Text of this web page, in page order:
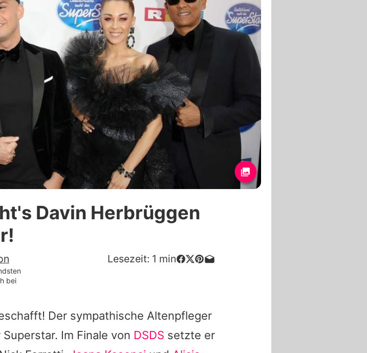
& Liebe
Exklusiv
auf Promiflash
runterladen
Richtlinien
verwalten
Davin Herbrüggen
Lesezeit: 1 min
bei
Der sympathische Altenpfleger
Im Finale von DSDS setzte er